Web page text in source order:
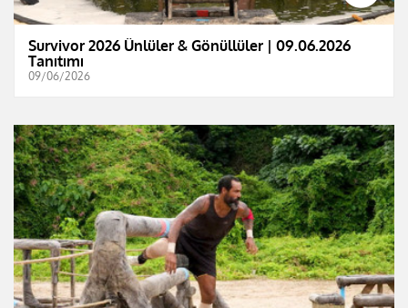
Survivor 2026 Ünlüler & Gönüllüler | 09.06.2026
Tanıtımı
09/06/2026